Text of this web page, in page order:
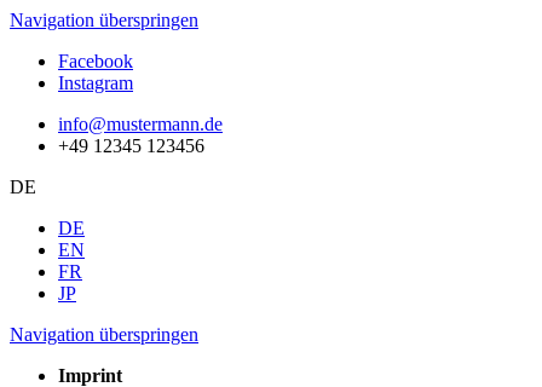
Navigation überspringen
Facebook
Instagram
info@mustermann.de
+49 12345 123456
DE
DE
EN
FR
JP
Navigation überspringen
Imprint